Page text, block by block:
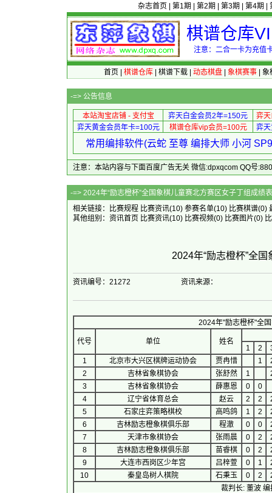
杂志首页 第1期 第2期 第3期 第4期
棋谱仓库
注意：二合一卡为充值
首页 棋谱仓库| 棋谱下载| 动态棋盘| 象棋赛事| 象
-=> 公告信息
本站淘宝店铺 - 支付宝 弈天白金会员2年=150元
弈
弈天黄金会员年卡=100元
棋谱仓库vip会员=100元 弈
常用编排软件(云蛇 至尊 编排大师 小河
注意：本站内容与下面百度广告无关 微信:dpxqcom QQ号
-=> 2024年“励志橙杯”全国象棋儿
相关链接：
比赛规程 比赛资讯(10) 参赛名单(10) 比赛棋谱(0)
其他组别： 资讯首页 比赛资讯(10) 比赛视频(0) 比赛图片(0)
2024年“励志橙杯”全
资讯编号：21272 资讯来源：
2024年"励志橙杯"全
代号 单位 姓名
1 2
1
北京市大兴区棋牌运动协会 贾冉惜 1
2
吉林省象棋协会 张舒然 1
3
吉林省象棋协会 薛惠恩 0
0
4
辽宁省体育总会 赵云 2 2
5
石家庄弈策略棋校 高鸣鸽 1 2
6
吉林励志橙象棋俱乐部 程澈 0 0
7
天津市象棋协会 张雨晨 0 2
8
吉林励志橙象棋俱乐部 苗睿棋 0 2
9
大连市西岗区少年宫 吕梓萱 0 1
10
秦皇岛树人棋院 石秉玉 0 2
裁判长: 董波